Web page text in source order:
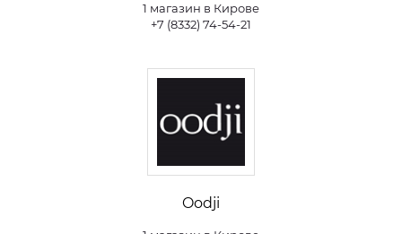
1 магазин в Кирове
+7 (8332) 74-54-21
Oodji